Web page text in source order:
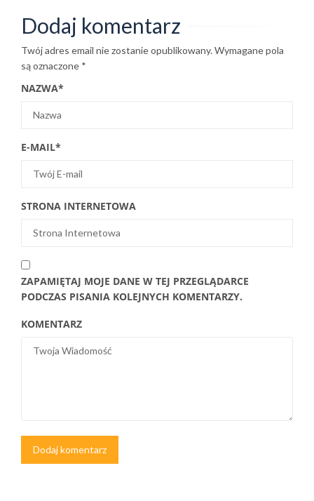
Dodaj komentarz
Twój adres email nie zostanie opublikowany.Wymagane pola
są oznaczone *
NAZWA*
E-MAIL*
STRONA INTERNETOWA
ZAPAMIĘTAJ MOJE DANE W TEJ PRZEGLĄDARCE
PODCZAS PISANIA KOLEJNYCH KOMENTARZY.
KOMENTARZ